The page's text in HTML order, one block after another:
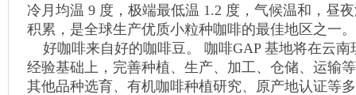
冷月均温 9 度，极端最低温 1.2 度，气候温和，昼
积累，是全球生产优质小粒种咖啡的最佳地区之一。
好咖啡来自好的咖啡豆。 咖啡GAP 基地将在云南
经验基础上，完善种植、生产、加工、仓储、运输
其他品种选育、有机咖啡种植研究、原产地认证等